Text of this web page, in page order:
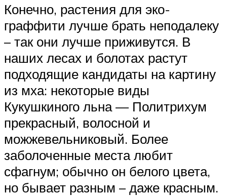
Конечно, растения для эко-
граффити лучше брать неподалеку
– так они лучше приживутся. В
наших лесах и болотах растут
подходящие кандидаты на картину
из мха: некоторые виды
Кукушкиного льна — Политрихум
прекрасный, волосной и
можжевельниковый. Более
заболоченные места любит
сфагнум; обычно он белого цвета,
но бывает разным – даже красным.